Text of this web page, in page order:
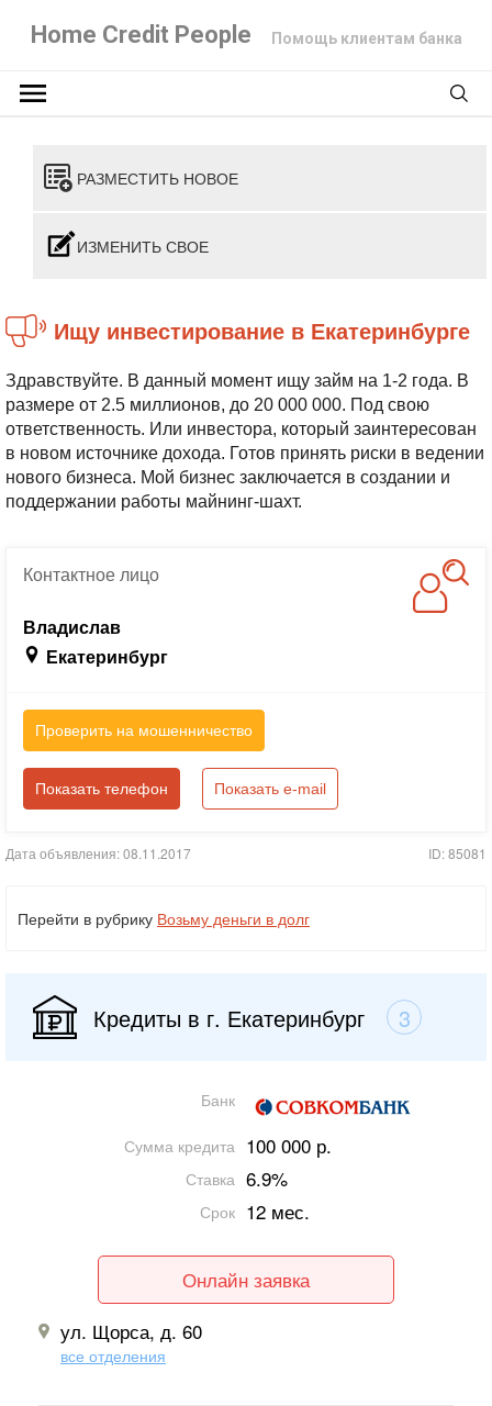
Home Credit People Помощь клиентам банка
РАЗМЕСТИТЬ НОВОЕ
ИЗМЕНИТЬ СВОЕ
Ищу инвестирование в Екатеринбурге
Здравствуйте. В данный момент ищу займ на 1-2 года. В
размере от 2.5 миллионов, до 20 000 000. Под свою
ответственность. Или инвестора, который заинтересован
в новом источнике дохода. Готов принять риски в ведении
нового бизнеса. Мой бизнес заключается в создании и
поддержании работы майнинг-шахт.
Контактноелицо
Владислав
Екатеринбург
Проверить на мошенничество
Показать телефон Показать e-mail
Дата объявления: 08.11.2017 ID: 85081
Перейти в рубрику Возьму деньги в долг
Кредиты в г. Екатеринбург 3
Банк
Сумма кредита 100 000 р.
Ставка 6.9%
Срок 12 мес.
Онлайн заявка
ул. Щорса, д. 60
все отделения